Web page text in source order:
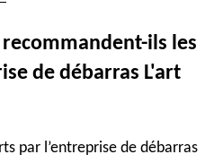
ils les
de débarras L'art
par l’entreprise de débarras